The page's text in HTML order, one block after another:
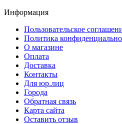
Информация
Пользовательское
Политика
О магазине
Оплата
Доставка
Контакты
Для юр.лиц
Города
Обратная связь
Карта сайта
Оставить отзыв